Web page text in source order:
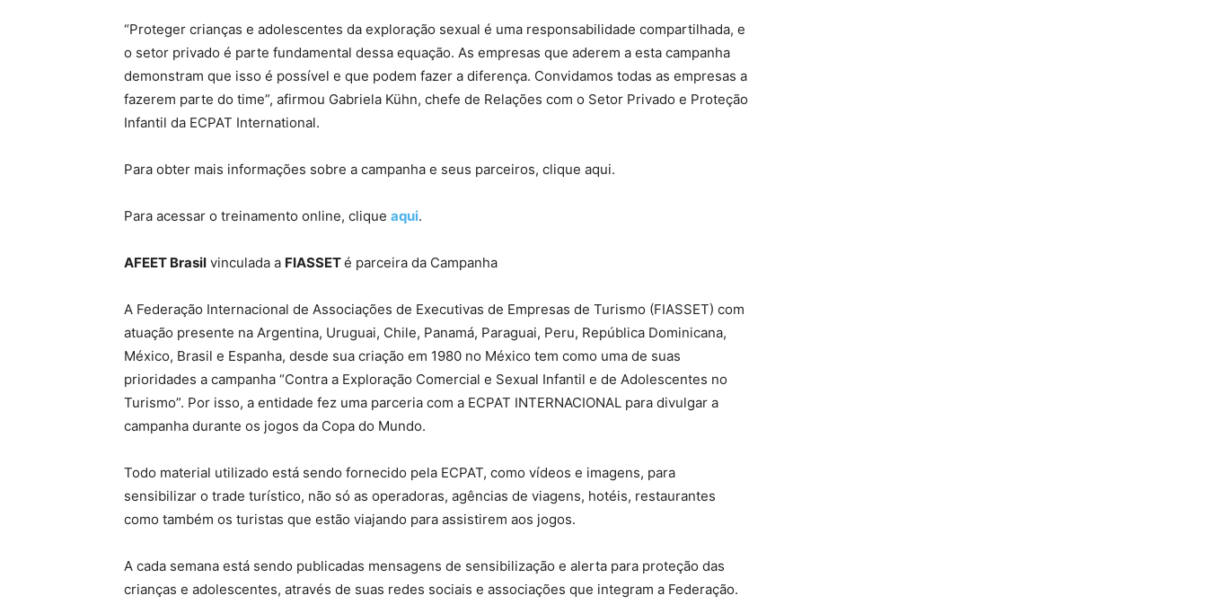
“Proteger crianças e adolescentes da exploração sexual é uma responsabilidade compartilhada, e
o setor privado é parte fundamental dessa equação. As empresas que aderem a esta campanha
demonstram que isso é possível e que podem fazer a diferença. Convidamos todas as empresas a
fazerem parte do time”, afirmou Gabriela Kühn, chefe de Relações com o Setor Privado e Proteção
Infantil da ECPAT International.
Para obter mais informações sobre a campanha e seus parceiros, clique aqui.
Para acessar o treinamento online, clique aqui.
AFEET Brasil vinculada a FIASSETé parceira da Campanha
A Federação Internacional de Associações de Executivas de Empresas de Turismo (FIASSET) com
atuação presente na Argentina, Uruguai, Chile, Panamá, Paraguai, Peru, República Dominicana,
México, Brasil e Espanha, desde sua criação em 1980 no México tem como uma de suas
prioridades a campanha “Contra a Exploração Comercial e Sexual Infantil e de Adolescentes no
Turismo”. Por isso, a entidade fez uma parceria com a ECPAT INTERNACIONAL para divulgar a
campanha durante os jogos da Copa do Mundo.
Todo material utilizado está sendo fornecido pela ECPAT, como vídeos e imagens, para
sensibilizar o trade turístico, não só as operadoras, agências de viagens, hotéis, restaurantes
como também os turistas que estão viajando para assistirem aos jogos.
A cada semana está sendo publicadas mensagens de sensibilização e alerta para proteção das
crianças e adolescentes, através de suas redes sociais e associações que integram a Federação.